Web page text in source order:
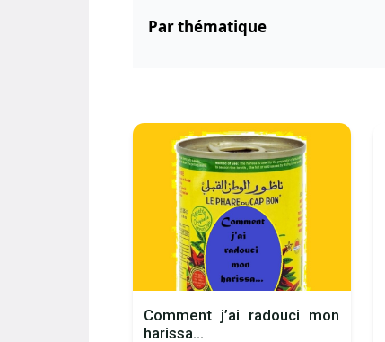
Par thématique
Comment j’ai radouci mon
harissa…